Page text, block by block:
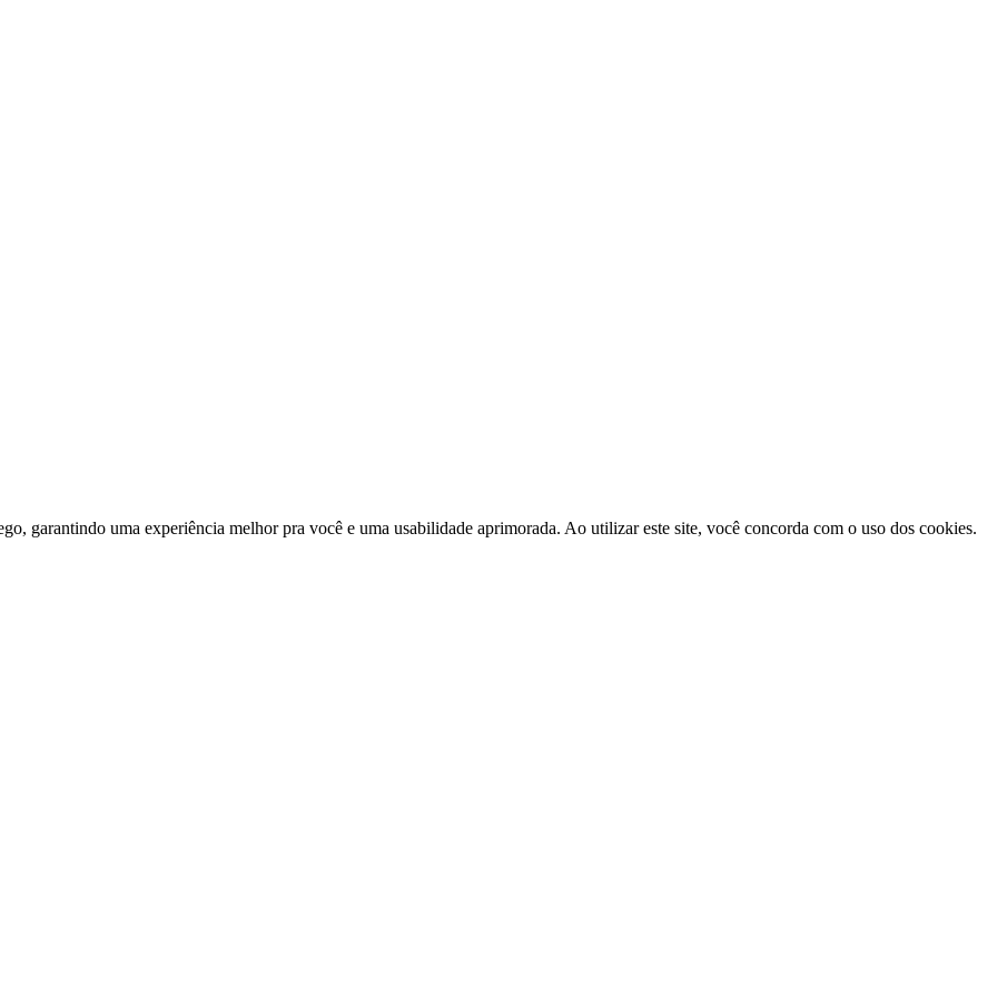
garantindo uma experiência melhor pra você e uma usabilidade aprimorada. Ao utilizar este site, você concorda com o uso dos cookies.